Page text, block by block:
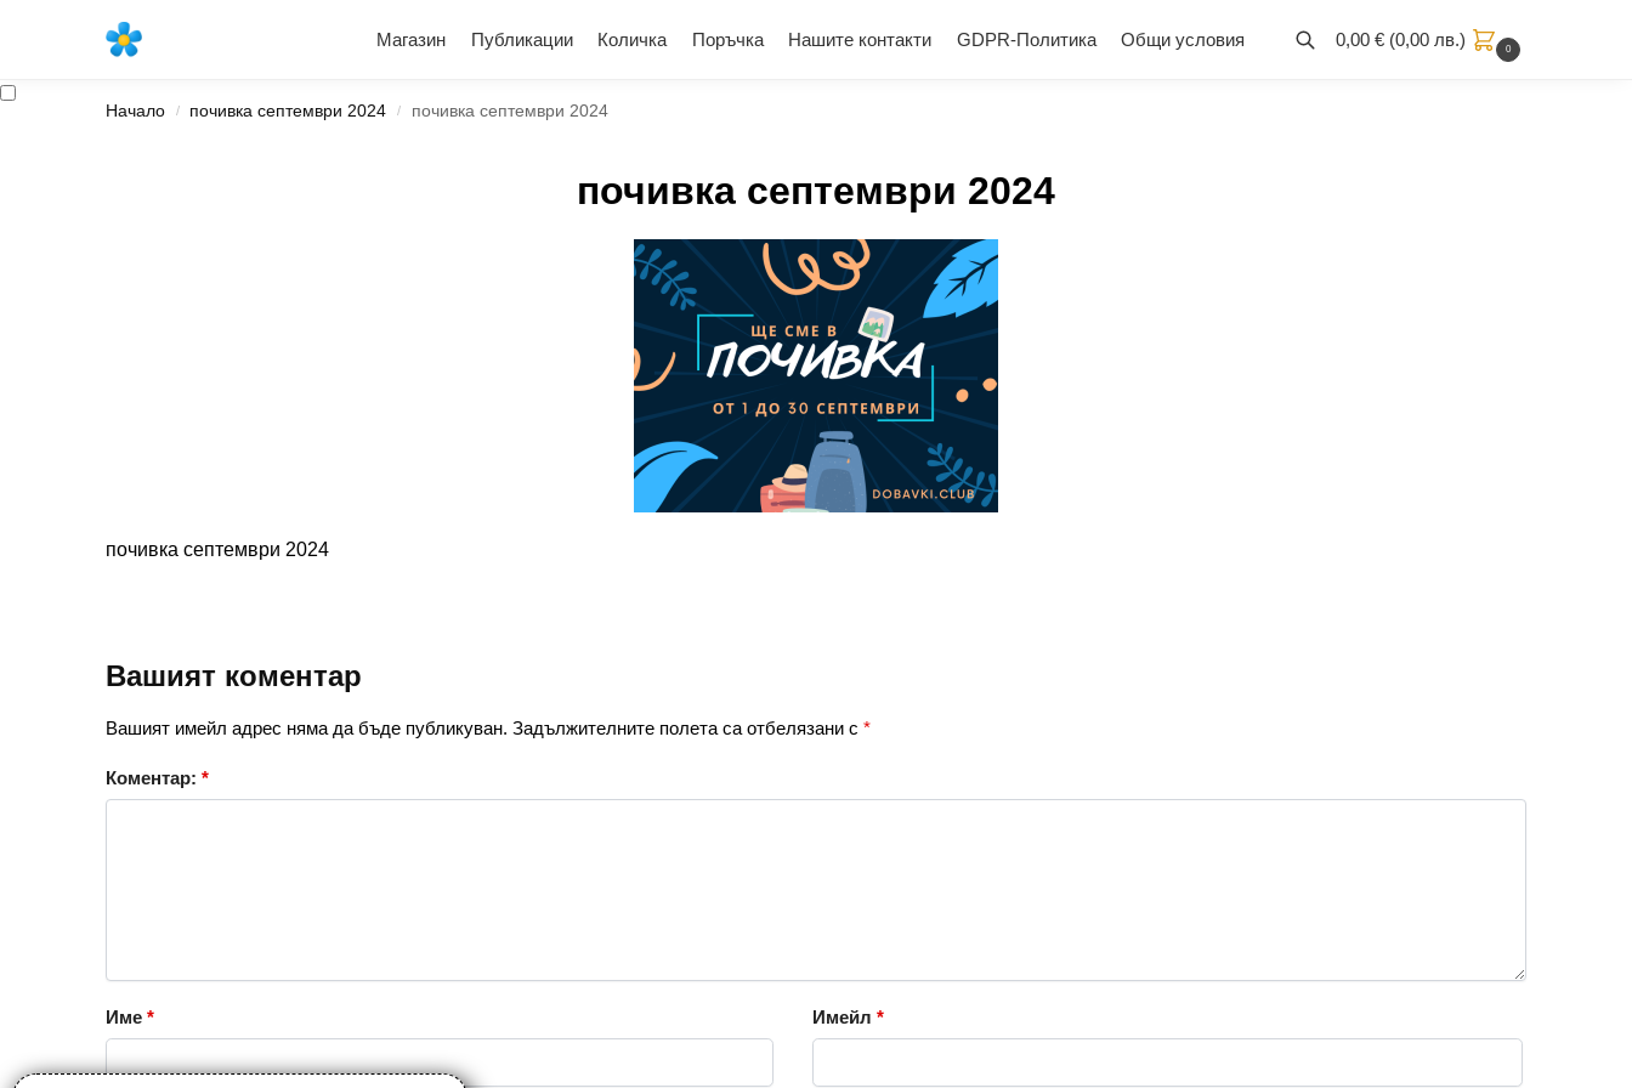
Магазин Публикации Количка Поръчка Нашите контакти GDPR-Политика Общи условия
Най-новите продукти 0,00 € (0,00 лв.) 0
Начало / почивка септември 2024 / почивка септември 2024
почивка септември 2024
почивка септември 2024
Вашият коментар
Вашият имейл адрес няма да бъде публикуван. Задължителните полета са отбелязани с *
Коментар: *
Име * Имейл *